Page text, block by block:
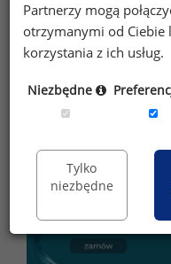
Przypominamy,
wykorzystywanie
innych celach niż
Partnerzy mogą
otrzymanymi od Ciebie
korzystania z ich usług.
Niezbędne
Tylko
niezbędne